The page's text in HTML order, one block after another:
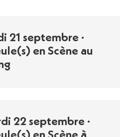
21 septembre ·
en Scène au
21
22 septembre ·